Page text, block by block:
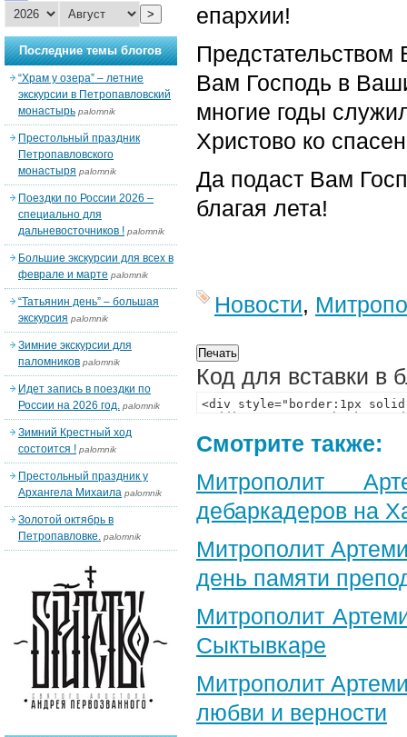
епархии!
Вам Господь в
многие годы
Христово ко
Да подаст Вам
благая лета!
Новости,
Код для вставки в
Смотрите также:
Митрополит
дебаркадеров на
Митрополит
день памяти
Митрополит
Сыктывкаре
Митрополит
любви и верности
>
Последние темы блогов
“Храм у озера” – летние
экскурсии в Петропавловский
монастырь palomnik
Престольный праздник
Петропавловского
монастыря palomnik
Поездки по России 2026 –
специально для
дальневосточников ! palomnik
Большие экскурсии для всех в
феврале и марте palomnik
“Татьянин день” – большая
экскурсия palomnik
Зимние экскурсии для
паломников palomnik
Идет запись в поездки по
России на 2026 год. palomnik
Зимний Крестный ход
состоится ! palomnik
Престольный праздник у
Архангела Михаила palomnik
Золотой октябрь в
Петропавловке. palomnik